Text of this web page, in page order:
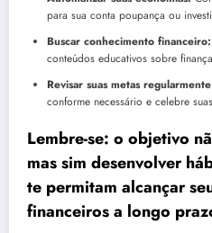
para sua conta poupança ou
Buscar conhecimento financeiro:
conteúdos educativos sobre
Revisar suas metas
conforme necessário e celebre
Lembre-se: o objetivo
mas sim desenvolver
te permitam alcançar
financeiros a longo